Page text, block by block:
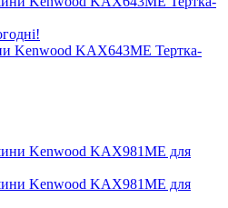
Kenwood KAX643ME Тертка-